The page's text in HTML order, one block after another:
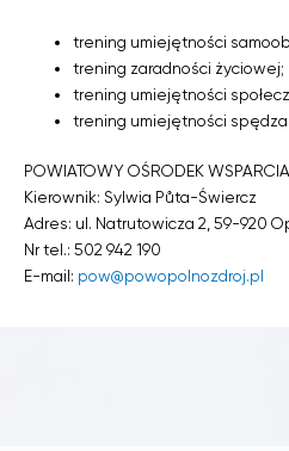
trening umiejętności
trening zaradności życiowej;
trening umiejętności
trening umiejętności
POWIATOWY OŚRODEK
Kierownik: Sylwia Půta-Świercz
Adres: ul. Natrutowicza 2, 59-920
Nr tel.: 502 942 190
E-mail: pow@powopolnozdroj.pl